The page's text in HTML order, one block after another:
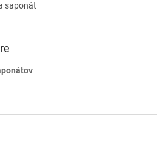
saponát